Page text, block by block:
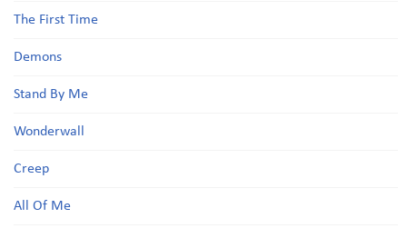
The First Time
Demons
Stand By Me
Wonderwall
Creep
All Of Me